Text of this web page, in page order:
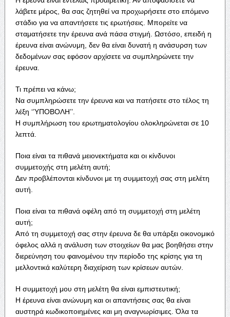
λάβετε μέρος, θα σας ζητηθεί να προχωρήσετε στο επόμενο
στάδιο για να απαντήσετε τις ερωτήσεις. Μπορείτε να
σταματήσετε την έρευνα ανά πάσα στιγμή. Ωστόσο, επειδή η
έρευνα είναι ανώνυμη, δεν θα είναι δυνατή η ανάσυρση των
δεδομένων σας εφόσον αρχίσετε να συμπληρώνετε την
έρευνα.
Τι πρέπει να κάνω;
Να συμπληρώσετε την έρευνα και να πατήσετε στο τέλος τη
λέξη ‘’ΥΠΟΒΟΛΗ’’.
Η συμπλήρωση του ερωτηματολογίου ολοκληρώνεται σε 10
λεπτά.
Ποια είναι τα πιθανά μειονεκτήματα και οι κίνδυνοι
συμμετοχής στη μελέτη αυτή;
Δεν προβλέπονται κίνδυνοι με τη συμμετοχή σας στη μελέτη
αυτή.
Ποια είναι τα πιθανά οφέλη από τη συμμετοχή στη μελέτη
αυτή;
Από τη συμμετοχή σας στην έρευνα δε θα υπάρξει οικονομικό
όφελος αλλά η ανάλυση των στοιχείων θα μας βοηθήσει στην
διερεύνηση του φαινομένου την περίοδο της κρίσης για τη
μελλοντικά καλύτερη διαχείριση των κρίσεων αυτών.
Η συμμετοχή μου στη μελέτη θα είναι εμπιστευτική;
Η έρευνα είναι ανώνυμη και οι απαντήσεις σας θα είναι
αυστηρά κωδικοποιημένες και μη αναγνωρίσιμες. Όλα τα